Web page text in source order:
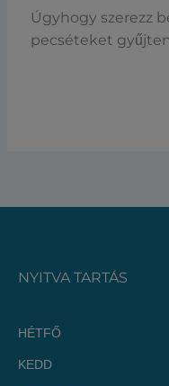
Úgyhogy szerezz
pecséteket
NYITVA TARTÁS
HÉTFŐ
KEDD